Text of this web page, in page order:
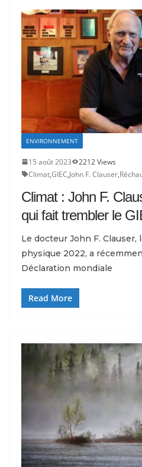
ENVIRONNEMENT
15 août 2023
2212 Views
Climat,GIEC,John F. Clauser,
Climat : John F.
qui fait trembler le
Le docteur John F.
physique 2022, a
Déclaration mondiale
Read More